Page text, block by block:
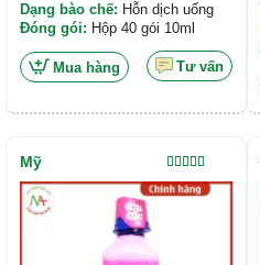
Dạng bào chế: Hỗn dịch uống
Đóng gói: Hộp 40 gói 10ml
Mua hàng Tư vấn
Được xếp
hạng4.00
Mỹ